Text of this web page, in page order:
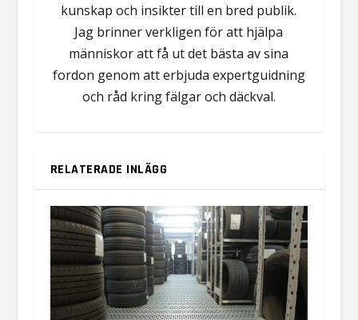
kunskap och insikter till en bred publik.
Jag brinner verkligen för att hjälpa
människor att få ut det bästa av sina
fordon genom att erbjuda expertguidning
och råd kring fälgar och däckval.
RELATERADE INLÄGG